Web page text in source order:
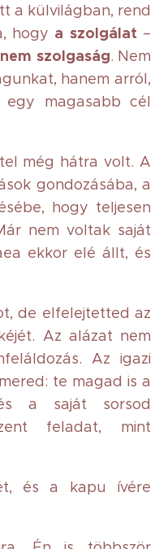
a külvilágban, rend
hogy a szolgálat–
nem szolgaság. Nem
hanem arról,
magasabb cél
még hátra volt. A
gondozásába, a
hogy teljesen
nem voltak saját
ekkor elé állt, és
de elfelejtetted az
Az alázat nem
Az igazi
te magad is a
a saját sorsod
feladat, mint
és a kapu ívére